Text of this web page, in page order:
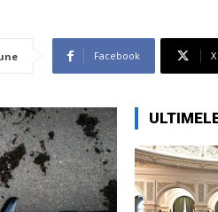
Facebook X